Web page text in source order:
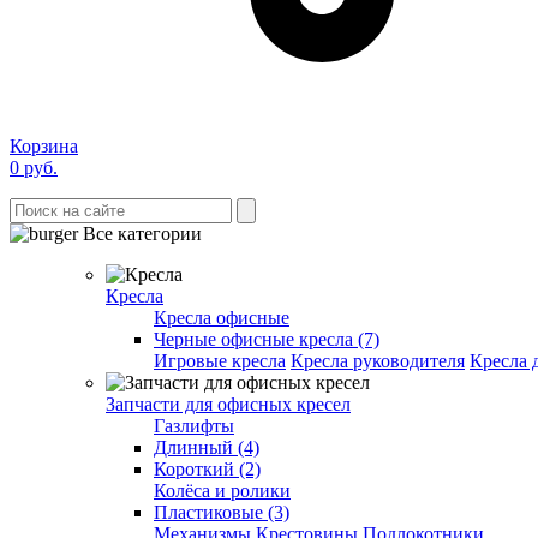
Корзина
0 руб.
Все категории
Кресла
Кресла офисные
Черные офисные кресла (7)
Игровые кресла Кресла руководителя Кресла
Запчасти для офисных кресел
Газлифты
Длинный (4)
Короткий (2)
Колёса и ролики
Пластиковые (3)
Механизмы Крестовины Подлокотники